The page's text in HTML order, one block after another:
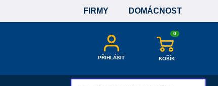
FIRMY DOMÁCNOST
PŘIHLÁSIT
0
KOŠÍK